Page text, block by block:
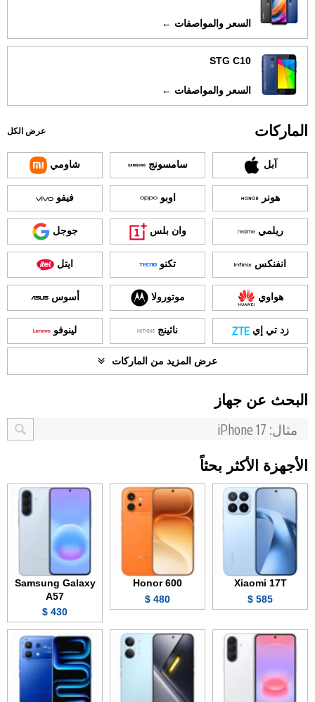
السعر والمواصفات ←
STG C10
السعر والمواصفات ←
الماركات عرض الكل
آبل سامسونج شاومي
هونر اوبو فيفو
ريلمي وان بلس جوجل
انفنكس تكنو ايتل
هواوي موتورولا أسوس
زد تي إي ناثينج لينوفو
عرض المزيد من الماركات
البحث عن جهاز
الأجهزة الأكثر بحثاً
Xiaomi 17T
585 $
Honor 600
480 $
Samsung Galaxy
A57
430 $